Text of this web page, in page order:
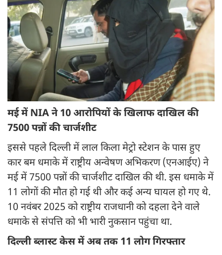
मई में NIA ने 10 आरोपियों के खिलाफ दाखिल की
7500 पन्नों की चार्जशीट
इससे पहले दिल्ली में लाल किला मेट्रो स्टेशन के पास हुए
कार बम धमाके में राष्ट्रीय अन्वेषण अभिकरण (एनआईए) ने
मई में 7500 पन्नों की चार्जशीट दाखिल की थी. इस धमाके में
11 लोगों की मौत हो गई थी और कई अन्य घायल हो गए थे.
10 नवंबर 2025 को राष्ट्रीय राजधानी को दहला देने वाले
धमाके से संपत्ति को भी भारी नुकसान पहुंचा था.
दिल्ली ब्लास्ट केस में अब तक 11 लोग गिरफ्तार